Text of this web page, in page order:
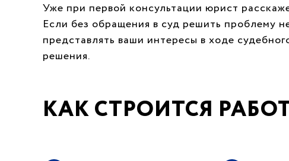
Уже при первой консультации юрист
Если без обращения в суд решить проблему
представлять ваши интересы в ходе
решения.
КАК СТРОИТСЯ